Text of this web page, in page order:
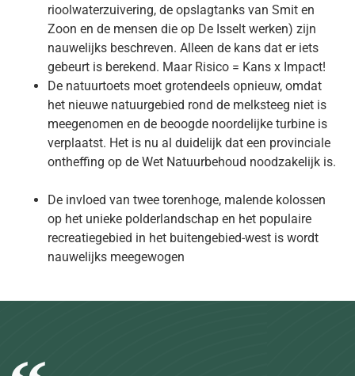
rioolwaterzuivering, de opslagtanks van Smit en
Zoon en de mensen die op De Isselt werken) zijn
nauwelijks beschreven. Alleen de kans dat er iets
gebeurt is berekend. Maar Risico = Kans x Impact!
De natuurtoets moet grotendeels opnieuw, omdat
het nieuwe natuurgebied rond de melksteeg niet is
meegenomen en de beoogde noordelijke turbine is
verplaatst. Het is nu al duidelijk dat een provinciale
ontheffing op de Wet Natuurbehoud noodzakelijk is.
De invloed van twee torenhoge, malende kolossen
op het unieke polderlandschap en het populaire
recreatiegebied in het buitengebied-west is wordt
nauwelijks meegewogen